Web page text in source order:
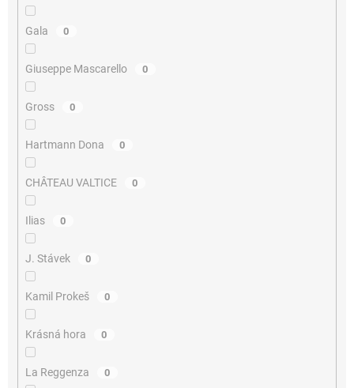
Gala 0
Giuseppe Mascarello 0
Gross 0
Hartmann Dona 0
CHÂTEAU VALTICE 0
Ilias 0
J. Stávek 0
Kamil Prokeš 0
Krásná hora 0
La Reggenza 0